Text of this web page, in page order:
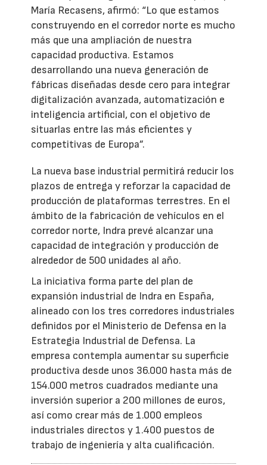
María Recasens, afirmó: “Lo que estamos
construyendo en el corredor norte es mucho
más que una ampliación de nuestra
capacidad productiva. Estamos
desarrollando una nueva generación de
fábricas diseñadas desde cero para integrar
digitalización avanzada, automatización e
inteligencia artificial, con el objetivo de
situarlas entre las más eficientes y
competitivas de Europa”.
La nueva base industrial permitirá reducir los
plazos de entrega y reforzar la capacidad de
producción de plataformas terrestres. En el
ámbito de la fabricación de vehículos en el
corredor norte, Indra prevé alcanzar una
capacidad de integración y producción de
alrededor de 500 unidades al año.
La iniciativa forma parte del plan de
expansión industrial de Indra en España,
alineado con los tres corredores industriales
definidos por el Ministerio de Defensa en la
Estrategia Industrial de Defensa. La
empresa contempla aumentar su superficie
productiva desde unos 36.000 hasta más de
154.000 metros cuadrados mediante una
inversión superior a 200 millones de euros,
así como crear más de 1.000 empleos
industriales directos y 1.400 puestos de
trabajo de ingeniería y alta cualificación.